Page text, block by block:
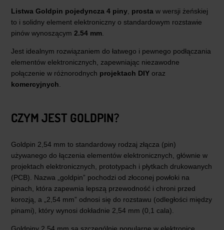
Listwa Goldpin pojedyncza 4 piny prosta w wersji żeńskiej
to i solidny element elektroniczny o standardowym rozstawie
pinów wynoszącym 2.54 mm
Jest idealnym rozwiązaniem do łatwego i pewnego podłączania
elementów elektronicznych, zapewniając niezawodne
połączenie w różnorodnych projektach DIY oraz
komercyjnych
CZYM JEST GOLDPIN?
Goldpin 2,54 mm to standardowy rodzaj złącza (pin)
używanego do łączenia elementów elektronicznych, głównie w
projektach elektronicznych, prototypach i płytkach drukowanych
(PCB). Nazwa „goldpin” pochodzi od złoconej powłoki na
pinach, która zapewnia lepszą przewodność i chroni przed
korozją, a „2,54 mm” odnosi się do rozstawu (odległości między
pinami), który wynosi dokładnie 2,54 mm (0,1 cala).